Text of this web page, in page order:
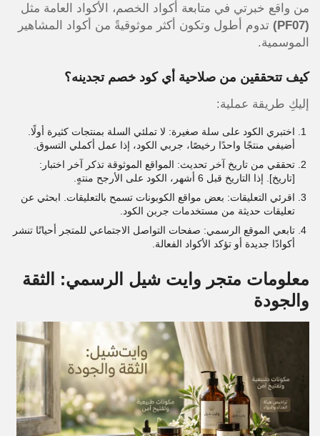
من واقع خبرتي في متابعة أكواد الخصم، الأكواد العامة مثل
(PF07)
تدوم أطول وتكون أكثر موثوقيةً من أكواد المشاهير
الموسمية.
كيف تتحققين من صلاحية أي كود خصم تجدينه؟
إليكِ طريقة عملية:
اختبري الكود على سلة صغيرة: لا تملئي السلة بمنتجات كثيرة أولًا.
أضيفي منتجًا واحدًا رخيصًا، جربي الكود، إذا عمل أكملي التسوق.
تحققي من تاريخ آخر تحديث: المواقع الموثوقة تذكر آخر اختبار:
[تاريخ]. إذا التاريخ قبل 6 أشهر، الكود على الأرجح منتهٍ.
اقرئي التعليقات: بعض مواقع الكوبونات تسمح بالتعليقات. ابحثي عن
تعليقات حديثة من مستخدمات جربن الكود.
تابعي الموقع الرسمي: صفحات التواصل الاجتماعي للمتجر أحيانًا تنشر
أكوادًا جديدة أو تؤكد الأكواد الفعالة.
معلومات متجر وايت شيل الرسمي: الثقة
والجودة